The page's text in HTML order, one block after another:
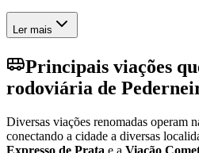
Ler mais
Principais viações
rodoviária de
Diversas viações renomadas operam
conectando a cidade a diversas